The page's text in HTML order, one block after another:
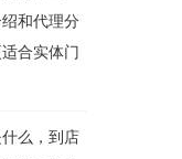
和代理分
合实体门
么，到店